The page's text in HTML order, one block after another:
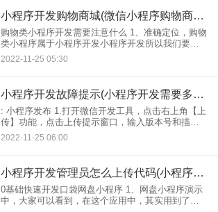
小程序开发购物商城(微信小程序购物商城定制开发)
购物类小程序开发需要注意什么 1、准确定位，购物
类小程序属于小程序开发小程序开发所以我们要查
B2C模式和C2C: 010之前开发 2.对客户和竞争对手
的分析。对客户和竞争对手都要有足够的了解
2022-11-25 05:30
小程序开发故障提示(小程序开发需要多少钱)
: 小程序发布 1.打开微信开发工具，点击右上角【上
传】功能，点击上传提示窗口，输入版本号和描
述。 2.上传后，点击左侧菜单中的[开发管理]。 3.将
浏览器拉到底部，找到[开发版本]就能
2022-11-25 06:00
小程序开发管理员怎么上传代码(小程序开发者是什么意思怎么开发小程序)
0基础快速开发口袋网盘小程序 1、网盘小程序演示
中，大家可以看到，在这个应用中，其实用到了很